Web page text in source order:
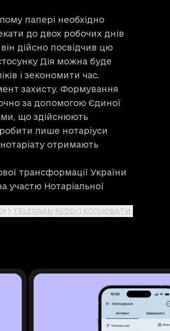
папері необхідно
до двох робочих днів
дійсно посвідчив цю
Дія можна буде
і зекономити час.
захисту. Формування
за допомогою Єдиної
що здійснюють
лише нотаріуси
отримають
трансформації України
участю Нотаріальної
X TELEGRAM REDDIT КОПІЮВАТИ